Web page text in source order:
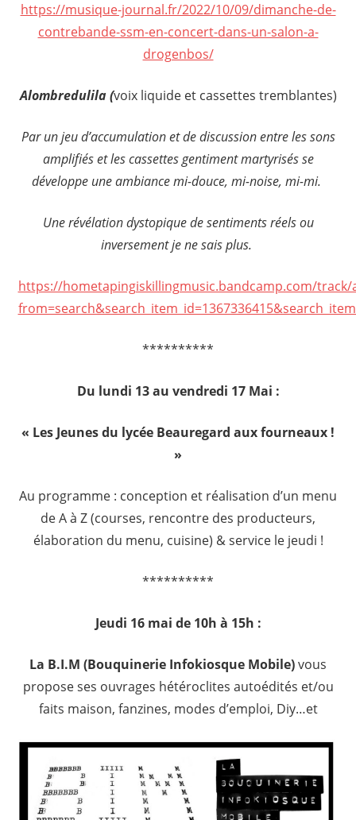
https://musique-journal.fr/2022/10/09/dimanche-de-
contrebande-ssm-en-concert-dans-un-salon-a-
drogenbos/
Alombredulila (voix liquide et cassettes tremblantes)
Par un jeu d’accumulation et de discussion entre les sons
amplifiés et les cassettes gentiment martyrisés se
développe une ambiance mi-douce, mi-noise, mi-mi.
Une révélation dystopique de sentiments réels ou
inversement je ne sais plus.
https://hometapingiskillingmusic.bandcamp.com/track/
**********
Du lundi 13 au vendredi 17 Mai :
« Les Jeunes du lycée Beauregard aux fourneaux !
»
Au programme : conception et réalisation d’un menu
de A à Z (courses, rencontre des producteurs,
élaboration du menu, cuisine) & service le jeudi !
**********
Jeudi 16 mai de 10h à 15h :
La B.I.M (Bouquinerie Infokiosque Mobile)vous
propose ses ouvrages hétéroclites autoédités et/ou
faits maison, fanzines, modes d’emploi, Diy…et